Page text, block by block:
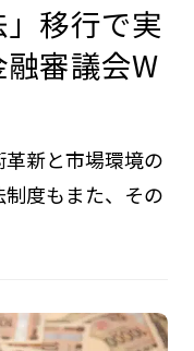
移行で実
審議会W
新と市場環境の
度もまた、その